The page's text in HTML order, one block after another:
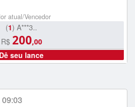
atual/Vencedor
(1) A***3..
R$ 200,00
Dê seu lance